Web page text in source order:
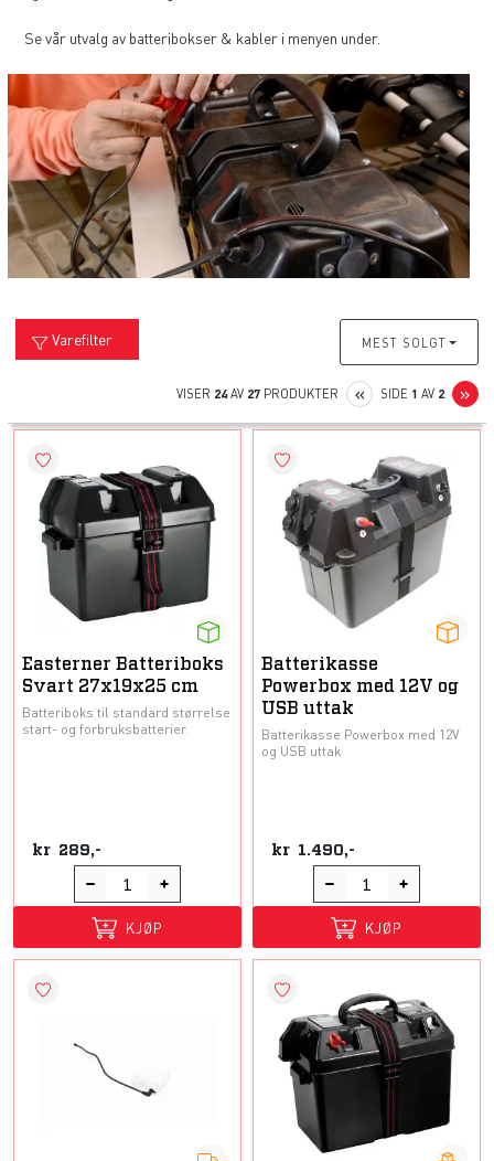
Se vår utvalg av batteribokser & kabler i menyen under.
Varefilter MEST SOLGT
VISER 24AV 27 PRODUKTER «PREVIOUS
SIDE 1 AV 2 »
Easterner Batteriboks
Svart 27x19x25 cm
Batteriboks til standard størrelse
start- og forbruksbatterier.
kr 289,-
KJØP
Batterikasse
Powerbox med 12V og
USB uttak
Batterikasse Powerbox med 12V
og USB uttak
kr 1.490,-
KJØP